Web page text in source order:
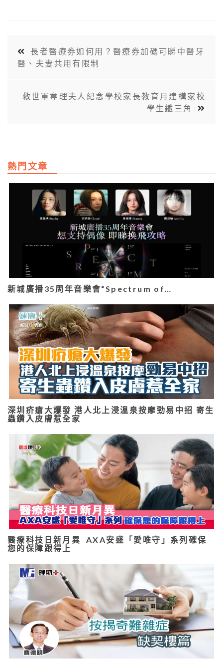
長者醫療券如何用？醫療券加碼可睇中醫牙
醫、夫妻共用有限制
救世軍韋理夫人紀念學校家長教育月建構家校
學生鐵三角
熱門文章
新城廣播35周年音樂會“Spectrum of…
深圳疥瘡大爆發 港人北上浸溫泉按摩勁易中招 寄生
蟲鑽入皮膚惹全家
醫療科技日新月異 AXA安盛「愛唯守」系列確保
您的保障跟得上